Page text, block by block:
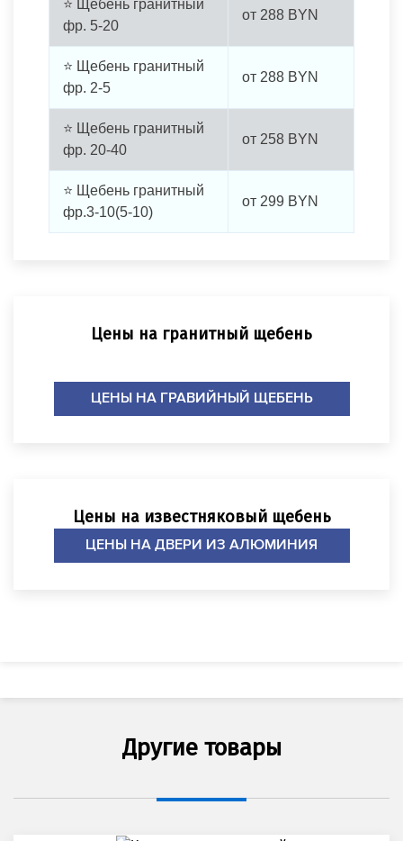
⭐ Щебень гранитный
фр. 5-20
от 288 BYN
⭐ Щебень гранитный
фр. 2-5
от 288 BYN
⭐ Щебень гранитный
фр. 20-40
от 258 BYN
⭐ Щебень гранитный
фр.3-10(5-10)
от 299 BYN
Цены на гранитный щебень
ЦЕНЫ НА ГРАВИЙНЫЙ ЩЕБЕНЬ
Цены на известняковый щебень
ЦЕНЫ НА ДВЕРИ ИЗ АЛЮМИНИЯ
Другие товары